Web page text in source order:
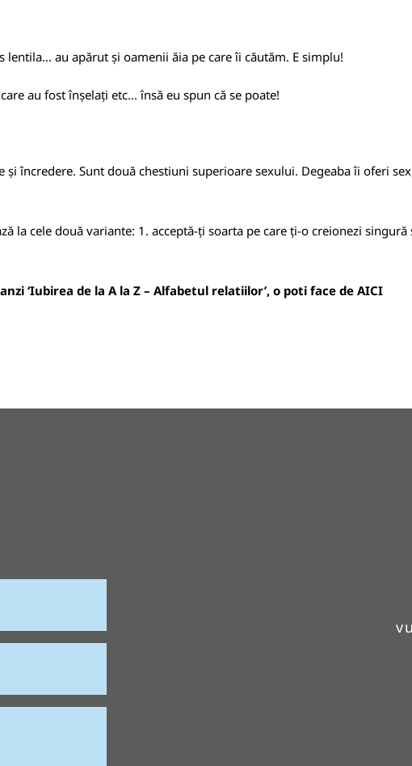
au apărut și oamenii ăia pe care îi căutăm. E simplu!
au fost înșelați etc... însă eu spun că se poate!
încredere. Sunt două chestiuni superioare sexului. Degeaba îi oferi
la cele două variante: 1. acceptă-ți soarta pe care ți-o creionezi
‘Iubirea de la A la Z – Alfabetul relatiilor’, o poti face de AICI